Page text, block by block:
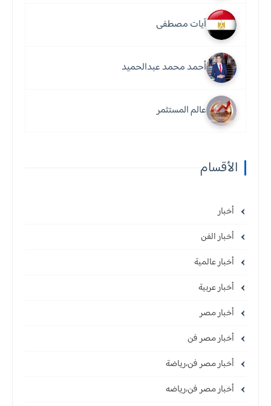
آيات مصطفى
أحمد محمد عبدالحميد
عالم المستثمر
الأقسام
أخبار
أخبار الفن
أخبار عالمية
أخبار عربية
أخبار مصر
أخبار مصر فن
أخبار مصر فن،رياضة
أخبار مصر فن،رياضه